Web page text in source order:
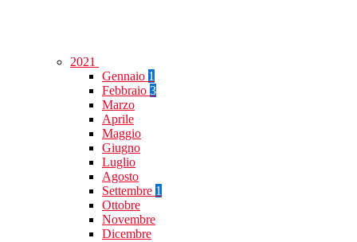
2021
Gennaio 1
Febbraio 3
Marzo
Aprile
Maggio
Giugno
Luglio
Agosto
Settembre 1
Ottobre
Novembre
Dicembre